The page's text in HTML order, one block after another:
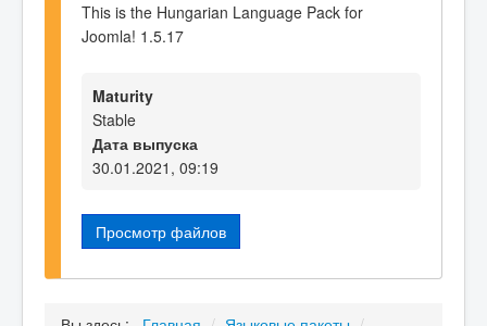
This is the Hungarian Language Pack for
Joomla! 1.5.17
Maturity
Stable
Дата выпуска
30.01.2021, 09:19
Просмотр файлов